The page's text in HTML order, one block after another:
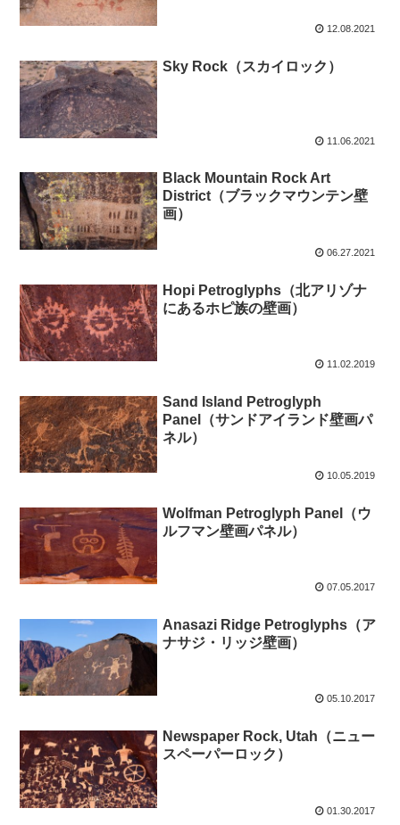
12.08.2021
Sky Rock（スカイロック）
11.06.2021
Black Mountain Rock Art
District（ブラックマウンテン壁
画）
06.27.2021
Hopi Petroglyphs（北アリゾナ
にあるホピ族の壁画）
11.02.2019
Sand Island Petroglyph
Panel（サンドアイランド壁画パ
ネル）
10.05.2019
Wolfman Petroglyph Panel（ウ
ルフマン壁画パネル）
07.05.2017
Anasazi Ridge Petroglyphs（ア
ナサジ・リッジ壁画）
05.10.2017
Newspaper Rock, Utah（ニュー
スペーパーロック）
01.30.2017